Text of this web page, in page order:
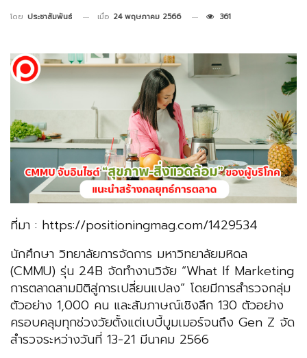
โดย ประชาสัมพันธ์ เมื่อ 24 พฤษภาคม 2566 361
ที่มา : https://positioningmag.com/1429534
นักศึกษา วิทยาลัยการจัดการ มหาวิทยาลัยมหิดล
(CMMU) รุ่น 24B จัดทำงานวิจัย “What If Marketing
การตลาดสามมิติสู่การเปลี่ยนแปลง” โดยมีการสำรวจกลุ่ม
ตัวอย่าง 1,000 คน และสัมภาษณ์เชิงลึก 130 ตัวอย่าง
ครอบคลุมทุกช่วงวัยตั้งแต่เบบี้บูมเมอร์จนถึง Gen Z จัด
สำรวจระหว่างวันที่ 13-21 มีนาคม 2566